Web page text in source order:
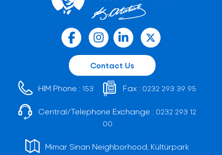
Contact Us
HIM Phone : 153 Fax : 0232 293 39 95
Central/Telephone Exchange : 0232 293 12
00
Mimar Sinan Neighborhood, Kültürpark